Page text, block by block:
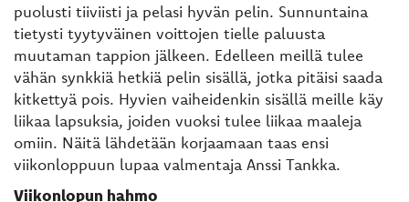
puolusti tiiviisti ja pelasi hyvän pelin. Sunnuntaina
tietysti tyytyväinen voittojen tielle paluusta
muutaman tappion jälkeen. Edelleen meillä tulee
vähän synkkiä hetkiä pelin sisällä, jotka pitäisi saada
kitkettyä pois. Hyvien vaiheidenkin sisällä meille käy
liikaa lapsuksia, joiden vuoksi tulee liikaa maaleja
omiin. Näitä lähdetään korjaamaan taas ensi
viikonloppuun lupaa valmentaja Anssi Tankka.
Viikonlopun hahmo